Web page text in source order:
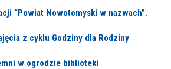
“Powiat Nowotomyski w nazwach”.
z cyklu Godziny dla Rodziny
w ogrodzie biblioteki